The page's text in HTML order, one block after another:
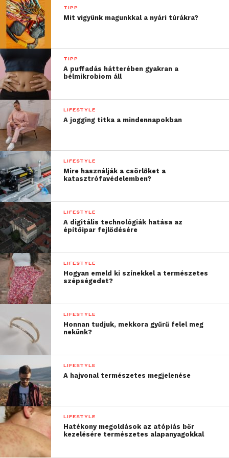
TIPP
Mit vigyünk magunkkal a nyári túrákra?
TIPP
A puffadás hátterében gyakran a
bélmikrobiom áll
LIFESTYLE
A jogging titka a mindennapokban
LIFESTYLE
Mire használják a csörlőket a
katasztrófavédelemben?
LIFESTYLE
A digitális technológiák hatása az
építőipar fejlődésére
LIFESTYLE
Hogyan emeld ki színekkel a természetes
szépségedet?
LIFESTYLE
Honnan tudjuk, mekkora gyűrű felel meg
nekünk?
LIFESTYLE
A hajvonal természetes megjelenése
LIFESTYLE
Hatékony megoldások az atópiás bőr
kezelésére természetes alapanyagokkal